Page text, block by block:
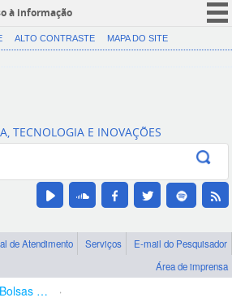
à informação
CORONAVÍRUS (COVID-19)
Canais
ALTO CONTRASTE MAPA DO SITE
TECNOLOGIA E INOVAÇÕES
de Atendimento Serviços
E-mail do Pesquisador
Área de imprensa
Bolsas e Auxílios Vigentes